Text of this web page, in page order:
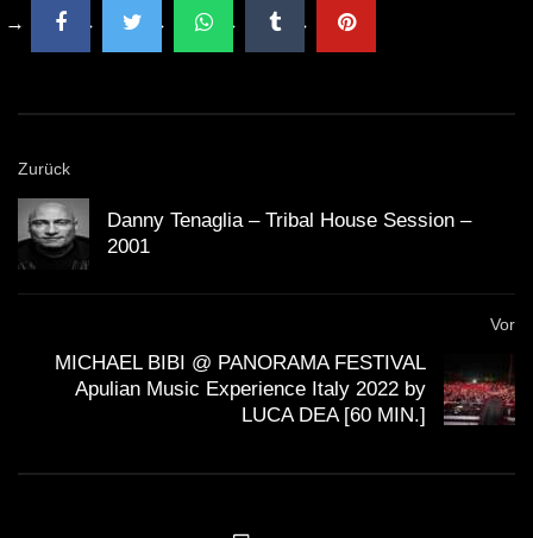
Zurück
Danny Tenaglia – Tribal House Session –
2001
Vor
MICHAEL BIBI @ PANORAMA FESTIVAL
Apulian Music Experience Italy 2022 by
LUCA DEA [60 MIN.]